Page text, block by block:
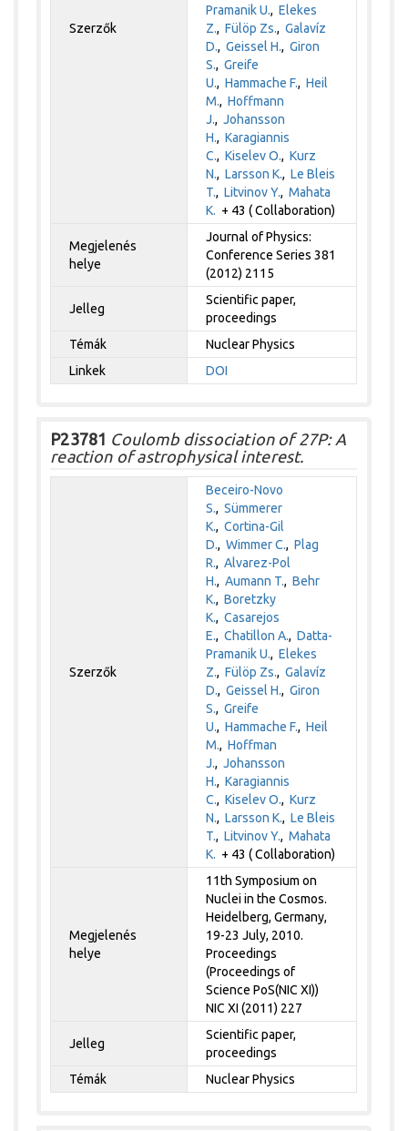
Szerzők
Pramanik U.,Elekes
Z.,Fülöp Zs.,Galavíz
D.,Geissel H.,Giron
S.,Greife
U.,Hammache F.,Heil
M.,Hoffmann
J.,Johansson
H.,Karagiannis
C.,Kiselev O.,Kurz
N.,Larsson K.,Le Bleis
T.,Litvinov Y.,Mahata
K. + 43 ( Collaboration)
Megjelenés
helye
Journal of Physics:
Conference Series 381
(2012) 2115
Jelleg
Scientific paper,
proceedings
Témák
Nuclear Physics
Linkek
DOI
P23781 Coulomb dissociation of 27P: A
reaction of astrophysical interest.
Szerzők
Beceiro-Novo
S.,Sümmerer
K.,Cortina-Gil
D.,Wimmer C.,Plag
R.,Alvarez-Pol
H.,Aumann T.,Behr
K.,Boretzky
K.,Casarejos
E.,Chatillon A.,Datta-
Pramanik U.,Elekes
Z.,Fülöp Zs.,Galavíz
D.,Geissel H.,Giron
S.,Greife
U.,Hammache F.,Heil
M.,Hoffman
J.,Johansson
H.,Karagiannis
C.,Kiselev O.,Kurz
N.,Larsson K.,Le Bleis
T.,Litvinov Y.,Mahata
K. + 43 ( Collaboration)
Megjelenés
helye
11th Symposium on
Nuclei in the Cosmos.
Heidelberg, Germany,
19-23 July, 2010.
Proceedings
(Proceedings of
Science PoS(NIC XI))
NIC XI (2011) 227
Jelleg
Scientific paper,
proceedings
Témák
Nuclear Physics